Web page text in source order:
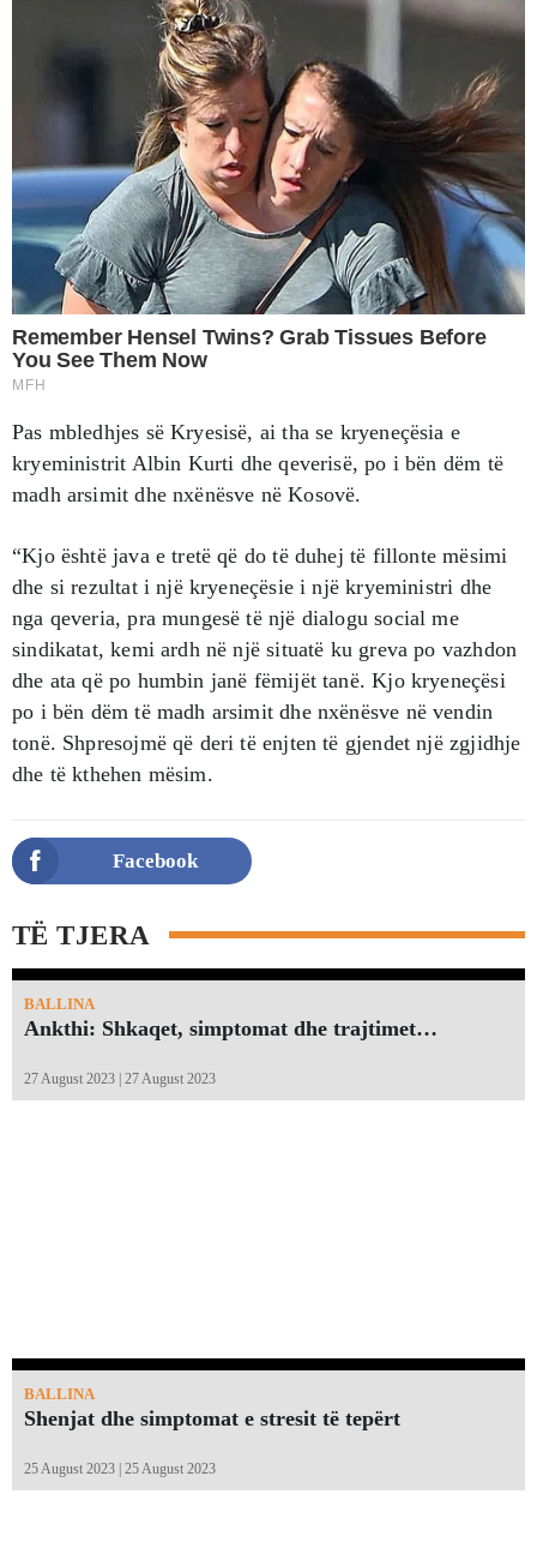
Pas mbledhjes së Kryesisë, ai tha se kryeneçësia e
kryeministrit Albin Kurti dhe qeverisë, po i bën dëm të
madh arsimit dhe nxënësve në Kosovë.
“Kjo është java e tretë që do të duhej të fillonte mësimi
dhe si rezultat i një kryeneçësie i një kryeministri dhe
nga qeveria, pra mungesë të një dialogu social me
sindikatat, kemi ardh në një situatë ku greva po vazhdon
dhe ata që po humbin janë fëmijët tanë. Kjo kryeneçësi
po i bën dëm të madh arsimit dhe nxënësve në vendin
tonë. Shpresojmë që deri të enjten të gjendet një zgjidhje
dhe të kthehen mësim.
Facebook
TË TJERA
BALLINA
Ankthi: Shkaqet, simptomat dhe trajtimet…
27 August 2023 | 27 August 2023
BALLINA
Shenjat dhe simptomat e stresit të tepërt
25 August 2023 | 25 August 2023